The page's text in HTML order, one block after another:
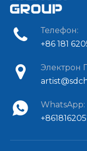
Телефон:
+86 181
Электрон
WhatsApp: